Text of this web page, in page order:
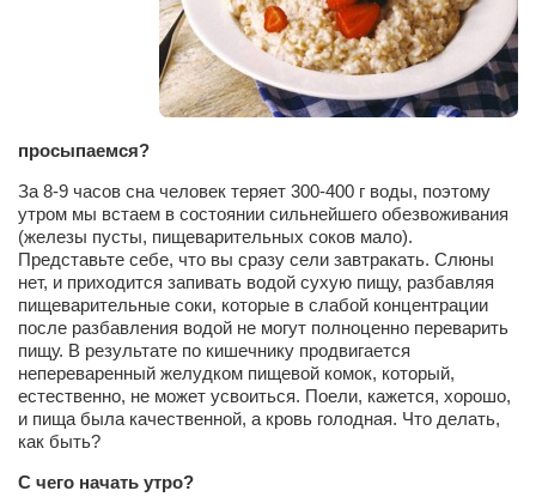
Здоровый образ жизни
Сам себе доктор
Активный отдых
Досье
Лариса Ильченко
Орест Коваль
Тамара Кубракова
Елена Мельник
Вера Паненко
просыпаемся?
За 8-9 часов сна человек теряет 300-400 г воды, поэтому
утром мы встаем в состоянии сильнейшего обезвоживания
(железы пусты, пищеварительных соков мало).
Представьте себе, что вы сразу сели завтракать. Слюны
нет, и приходится запивать водой сухую пищу, разбавляя
пище­варительные соки, которые в слабой концентрации
после разбавления водой не могут полноценно переварить
пищу. В результате по кишечнику продвигается
непереваренный желудком пищевой комок, который,
естественно, не может усвоиться. Поели, кажется, хорошо,
и пища была качественной, а кровь голодная. Что делать,
как быть?
С чего начать утро?